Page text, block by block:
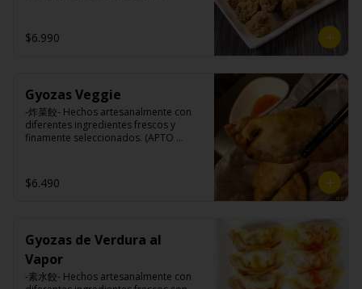
por dentro.
Champiñones, pimienta, sal, ajo,
cebollín, azúcar), huevo, aceite, agua,
maicena, harina tapioca, harina trigo,
sal.
$6.990
Gyozas Veggie
-炸菜餃- Hechos artesanalmente con
diferentes ingredientes frescos y
finamente seleccionados. (APTO
sabores (naranja, canela, anís,
pimienta y comino).
$6.490
Gyozas de Verdura al
Vapor
-素水餃- Hechos artesanalmente con